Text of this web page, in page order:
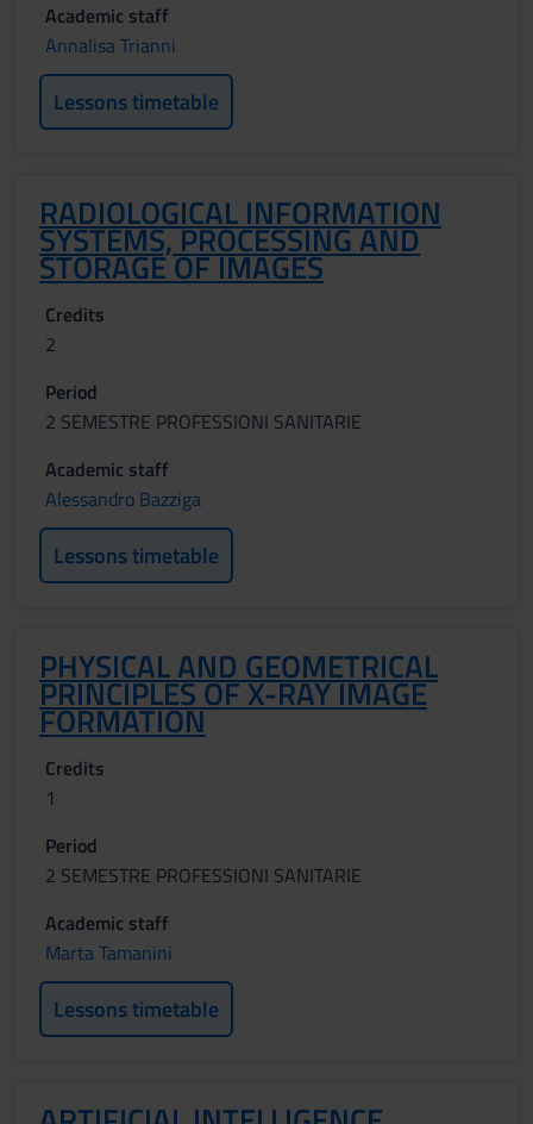
Academic staff
Annalisa Trianni
Lessons timetable
RADIOLOGICAL INFORMATION
SYSTEMS, PROCESSING AND
STORAGE OF IMAGES
Credits
2
Period
2 SEMESTRE PROFESSIONI SANITARIE
Academic staff
Alessandro Bazziga
Lessons timetable
PHYSICAL AND GEOMETRICAL
PRINCIPLES OF X-RAY IMAGE
FORMATION
Credits
1
Period
2 SEMESTRE PROFESSIONI SANITARIE
Academic staff
Marta Tamanini
Lessons timetable